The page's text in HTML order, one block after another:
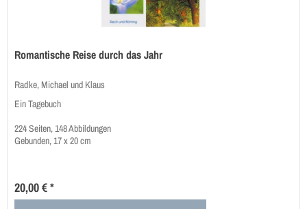
Romantische Reise durch das Jahr
Radke, Michael und Klaus
Ein Tagebuch
224 Seiten, 148 Abbildungen
Gebunden, 17 x 20 cm
20,00 € *